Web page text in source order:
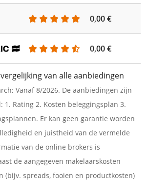
0,00 €
0,00 €
van alle aanbiedingen
Vanaf 8/2026. De aanbiedingen zijn
1. Rating 2. Kosten beleggingsplan 3.
Er kan geen garantie worden
en juistheid van de vermelde
van de online brokers is
de aangegeven makelaarskosten
(bijv. spreads, fooien en productkosten)